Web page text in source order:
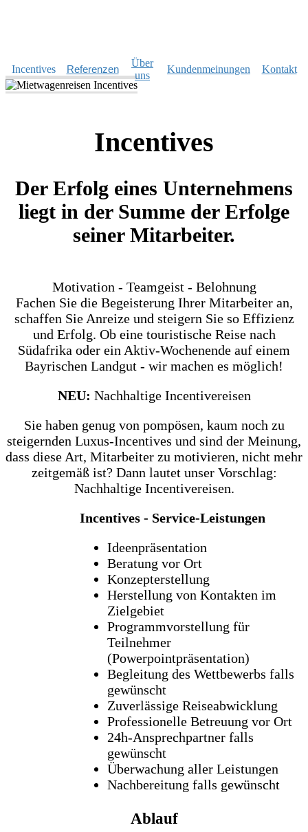
Incentives Referenzen
Über
uns
Kundenmeinungen Kontakt
Incentives
Der Erfolg eines Unternehmens
liegt in der Summe der Erfolge
seiner Mitarbeiter.
Motivation - Teamgeist - Belohnung
Fachen Sie die Begeisterung Ihrer Mitarbeiter an,
schaffen Sie Anreize und steigern Sie so Effizienz
und Erfolg. Ob eine touristische Reise nach
Südafrika oder ein Aktiv-Wochenende auf einem
Bayrischen Landgut - wir machen es möglich!
NEU: Nachhaltige Incentivereisen
Sie haben genug von pompösen, kaum noch zu
steigernden Luxus-Incentives und sind der Meinung,
dass diese Art, Mitarbeiter zu motivieren, nicht mehr
zeitgemäß ist? Dann lautet unser Vorschlag:
Nachhaltige Incentivereisen.
Incentives - Service-Leistungen
Ideenpräsentation
Beratung vor Ort
Konzepterstellung
Herstellung von Kontakten im
Zielgebiet
Programmvorstellung für
Teilnehmer
(Powerpointpräsentation)
Begleitung des Wettbewerbs falls
gewünscht
Zuverlässige Reiseabwicklung
Professionelle Betreuung vor Ort
24h-Ansprechpartner falls
gewünscht
Überwachung aller Leistungen
Nachbereitung falls gewünscht
Ablauf